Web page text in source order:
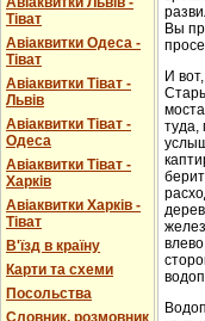
Тіват
Авіаквитки Одеса -
Тіват
Авіаквитки Тіват -
Львів
Авіаквитки Тіват -
Одеса
Авіаквитки Тіват -
Харків
Авіаквитки Харків -
Тіват
В'їзд в країну
Карти та схеми
Посольства
Словник, розмовник
Вы
И
туда,